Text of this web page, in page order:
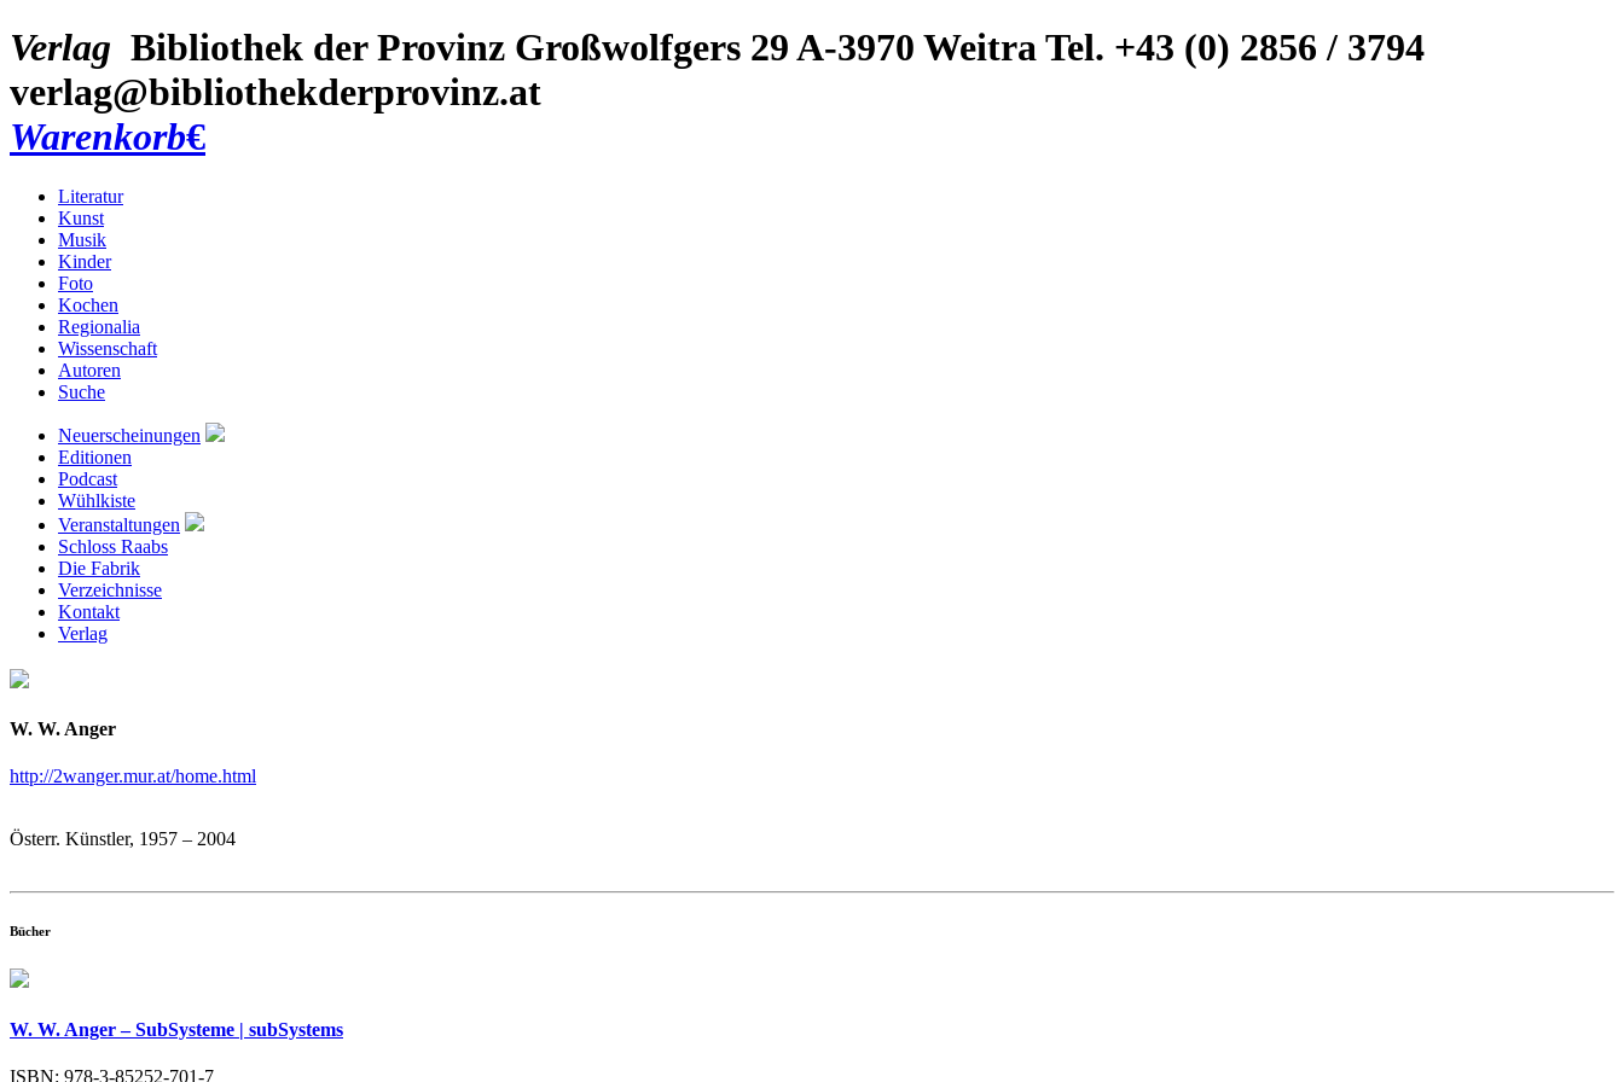
Verlag Bibliothek der Provinz Großwolfgers 29A-3970 WeitraTel. +43 (0) 2856 / 3794
verlag@bibliothekderprovinz.at
Warenkorb€
Literatur
Kunst
Musik
Kinder
Foto
Kochen
Regionalia
Wissenschaft
Autoren
Suche
Neuerscheinungen
Editionen
Podcast
Wühlkiste
Veranstaltungen
Schloss Raabs
Die Fabrik
Verzeichnisse
Kontakt
Verlag
W. W. Anger
http://2wanger.mur.at/home.html
Österr. Künstler, 1957 – 2004
Bücher
W. W. Anger – SubSysteme | subSystems
ISBN: 978-3-85252-701-7